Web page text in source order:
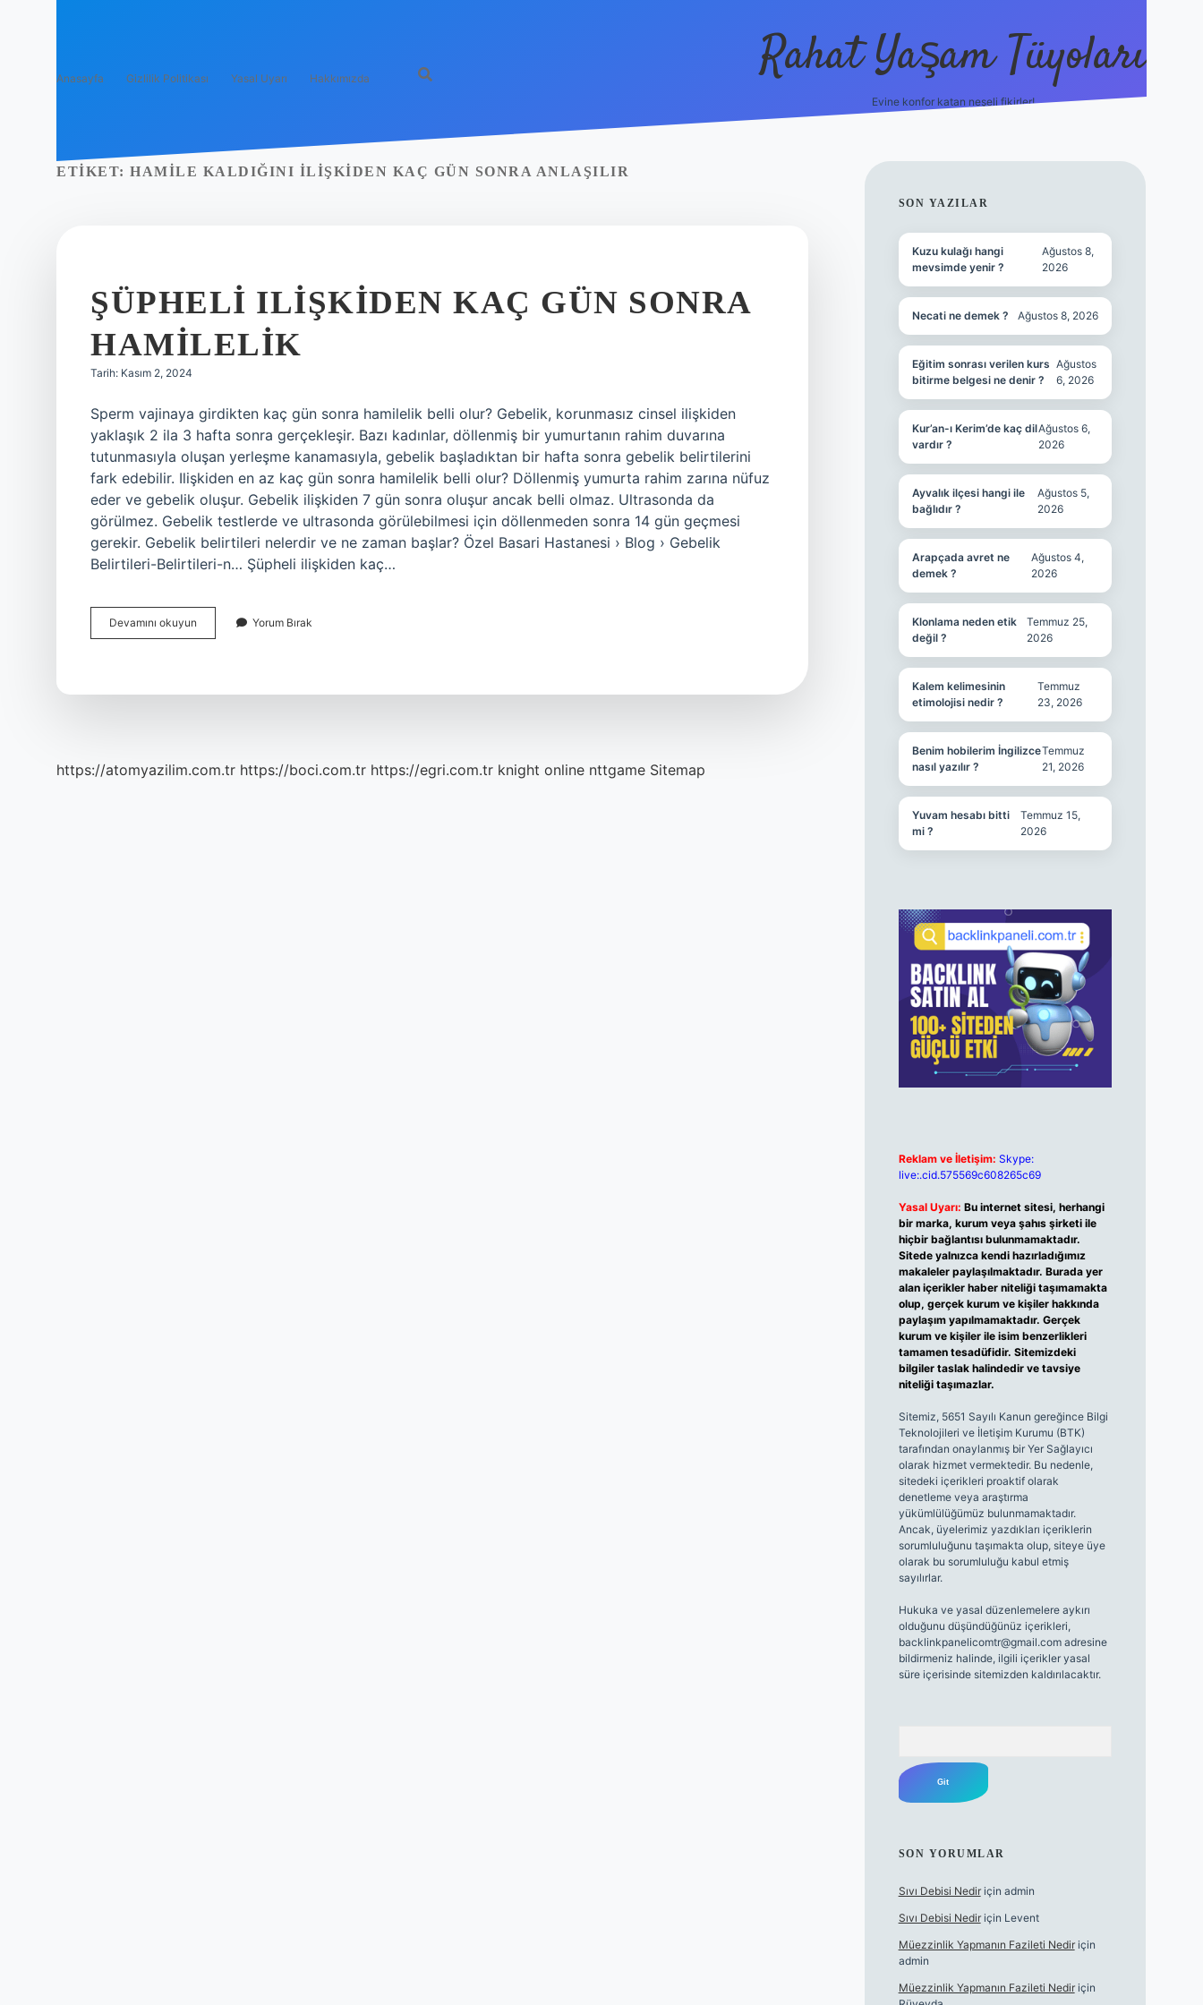
Anasayfa Gizlilik Politikası Yasal Uyarı Hakkımızda Rahat Yaşam Tüyoları
Evine konfor katan neşeli fikirler!
ETIKET: HAMILE KALDIĞINI ILIŞKIDEN KAÇ GÜN SONRA ANLAŞILIR
ŞÜPHELI ILIŞKIDEN KAÇ GÜN SONRA
HAMILELIK
Tarih: Kasım 2, 2024
Sperm vajinaya girdikten kaç gün sonra hamilelik belli olur? Gebelik, korunmasız cinsel ilişkiden
yaklaşık 2 ila 3 hafta sonra gerçekleşir. Bazı kadınlar, döllenmiş bir yumurtanın rahim duvarına
tutunmasıyla oluşan yerleşme kanamasıyla, gebelik başladıktan bir hafta sonra gebelik belirtilerini
fark edebilir. Ilişkiden en az kaç gün sonra hamilelik belli olur? Döllenmiş yumurta rahim zarına nüfuz
eder ve gebelik oluşur. Gebelik ilişkiden 7 gün sonra oluşur ancak belli olmaz. Ultrasonda da
görülmez. Gebelik testlerde ve ultrasonda görülebilmesi için döllenmeden sonra 14 gün geçmesi
gerekir. Gebelik belirtileri nelerdir ve ne zaman başlar? Özel Basari Hastanesi › Blog › Gebelik
Belirtileri-Belirtileri-n… Şüpheli ilişkiden kaç…
Devamını okuyun
Ilişkiden
Yorum Bırak
https://atomyazilim.com.tr https://boci.com.tr https://egri.com.tr knight online nttgame Sitemap
SIDEBAR
SON YAZILAR
Kuzu kulağı hangi
mevsimde yenir ?
Ağustos 8,
2026
Necati ne demek ? Ağustos 8, 2026
Eğitim sonrası verilen kurs
bitirme belgesi ne denir ?
Ağustos
6, 2026
Kur’an-ı Kerim’de kaç dil
vardır ?
Ağustos 6,
2026
Ayvalık ilçesi hangi ile
bağlıdır ?
Ağustos 5,
2026
Arapçada avret ne
demek ?
Ağustos 4,
2026
Klonlama neden etik
değil ?
Temmuz 25,
2026
Kalem kelimesinin
etimolojisi nedir ?
Temmuz
23, 2026
Benim hobilerim İngilizce
nasıl yazılır ?
Temmuz
21, 2026
Yuvam hesabı bitti
mi ?
Temmuz 15,
2026
Reklam ve İletişim: Skype:
live:.cid.575569c608265c69
Yasal Uyarı: Bu internet sitesi, herhangi
bir marka, kurum veya şahıs şirketi ile
hiçbir bağlantısı bulunmamaktadır.
Sitede yalnızca kendi hazırladığımız
makaleler paylaşılmaktadır. Burada yer
alan içerikler haber niteliği taşımamakta
olup, gerçek kurum ve kişiler hakkında
paylaşım yapılmamaktadır. Gerçek
kurum ve kişiler ile isim benzerlikleri
tamamen tesadüfidir. Sitemizdeki
bilgiler taslak halindedir ve tavsiye
niteliği taşımazlar.
Sitemiz, 5651 Sayılı Kanun gereğince Bilgi
Teknolojileri ve İletişim Kurumu (BTK)
tarafından onaylanmış bir Yer Sağlayıcı
olarak hizmet vermektedir. Bu nedenle,
sitedeki içerikleri proaktif olarak
denetleme veya araştırma
yükümlülüğümüz bulunmamaktadır.
Ancak, üyelerimiz yazdıkları içeriklerin
sorumluluğunu taşımakta olup, siteye üye
olarak bu sorumluluğu kabul etmiş
sayılırlar.
Hukuka ve yasal düzenlemelere aykırı
olduğunu düşündüğünüz içerikleri,
backlinkpanelicomtr@gmail.comadresine
bildirmeniz halinde, ilgili içerikler yasal
süre içerisinde sitemizden kaldırılacaktır.
SON YORUMLAR
Sıvı Debisi Nediriçin admin
Sıvı Debisi Nediriçin Levent
Müezzinlik Yapmanın Fazileti Nediriçin
admin
Müezzinlik Yapmanın Fazileti Nediriçin
ilbet canlı maç